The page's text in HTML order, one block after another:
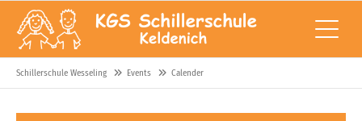
Schillerschule Wesseling Events Calender